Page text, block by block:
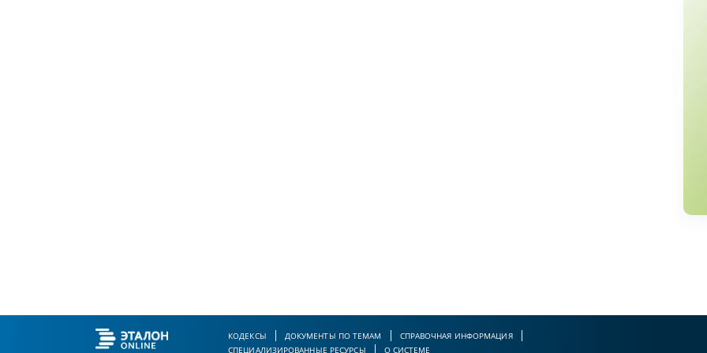
КОДЕКСЫ ДОКУМЕНТЫ ПО ТЕМАМ
СПРАВОЧНАЯ ИНФОРМАЦИЯ
СПЕЦИАЛИЗИРОВАННЫЕ РЕСУРСЫ
О СИСТЕМЕ